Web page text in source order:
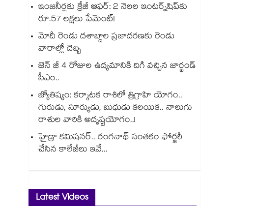
ఇంజనీర్లకు క్రేజీ ఆఫర్: 2 నెలల ఇంటర్న్‌షిప్‌కు
రూ.57 లక్షలు పేమెంట్!
మోదీ రెండు దశాబ్దాల ప్రజాదరణకు రెండు
వారాల్లో దెబ్బ
జెన్ జీ 4 రోజుల ఉద్యమానికి దిగి వచ్చిన జార్ఖండ్
సీఎం..
జ్యోతిష్యం: కర్కాటక రాశిలో త్రిగ్రాహి యోగం..
గురుడు, సూర్యుడు, బుధుడు కలయిక.. నాలుగు
రాశుల వారికి అదృష్టయోగం..!
హైడ్రా కమిషనర్.. రంగనాథ్ సంతకం ఫోర్జరీ
చేసిన కాలేజీలు ఇవే...
Latest Videos